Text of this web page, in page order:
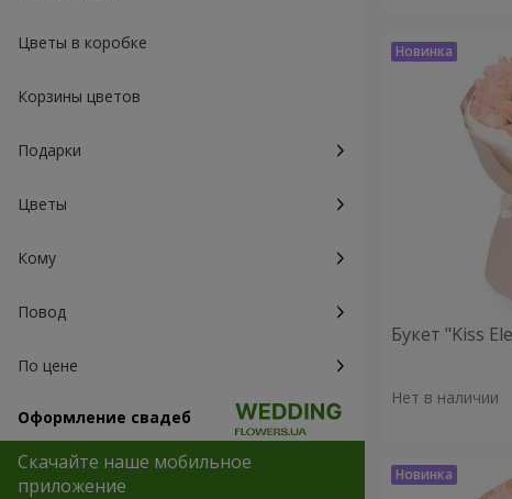
Цветы в коробке
Корзины цветов
Подарки
Цветы
Кому
Повод
По цене
Оформление свадеб
Скачайте наше мобильное
приложение
Букет "Kiss
Нет в наличии